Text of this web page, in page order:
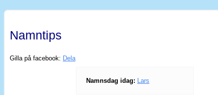
Namntips
Gilla på facebook: Dela
Namnsdag idag: Lars